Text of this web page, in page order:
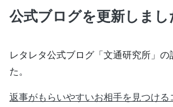
公式ブログを更新しまし
レタレタ公式ブログ「文通研究所」の
た。
返事がもらいやすいお相手を見つけ